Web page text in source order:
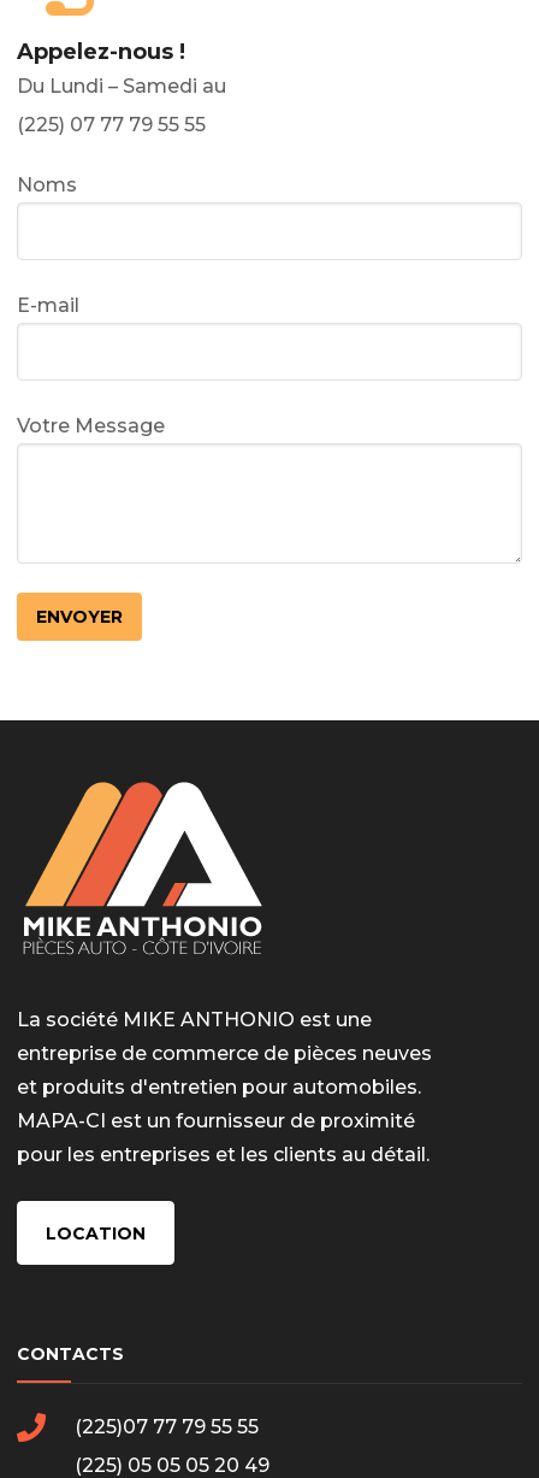
Appelez-nous !
Du Lundi – Samedi au
(225) 07 77 79 55 55
Noms
E-mail
Votre Message
LotoMart
Бай Лото
escort barcelone
https://intimaties.net/es/category/woman-used-
used-panties-es/
eros houston
albanianescort
La société MIKE ANTHONIO est une
entreprise de commerce de pièces neuves
et produits d'entretien pour automobiles.
MAPA-CI est un fournisseur de proximité
pour les entreprises et les clients au détail.
LOCATION
CONTACTS
(225)07 77 79 55 55
(225) 05 05 05 20 49